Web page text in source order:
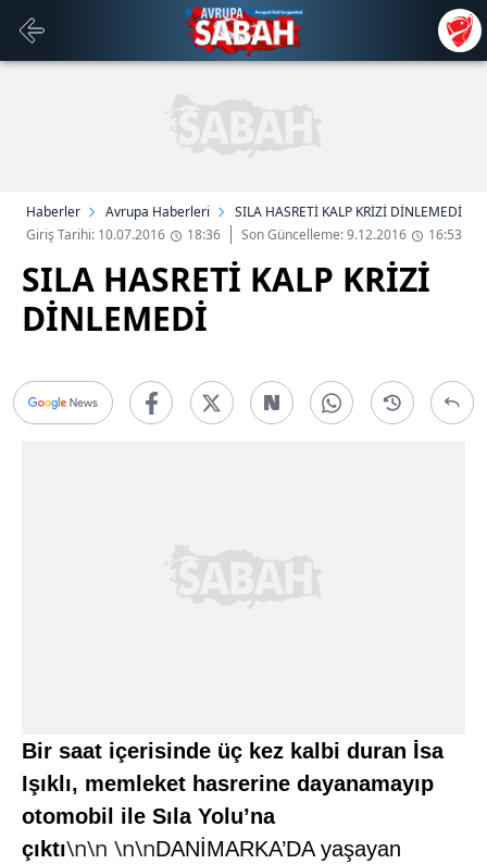
Haberler Avrupa Haberleri
SILA HASRETİ KALP KRİZİ DİNLEMEDİ
Giriş Tarihi: 10.07.2016
18:36 Son Güncelleme: 9.12.2016 16:53
SILA HASRETİ KALP KRİZİ
DİNLEMEDİ
Bir saat içerisinde üç kez kalbi duran İsa
Işıklı, memleket hasrerine dayanamayıp
otomobil ile Sıla Yolu’na
çıktı\n\n \n\nDANİMARKA’DA yaşayan